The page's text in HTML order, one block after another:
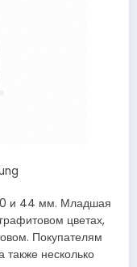
и 44 мм. Младшая
цветах,
Покупателям
также несколько